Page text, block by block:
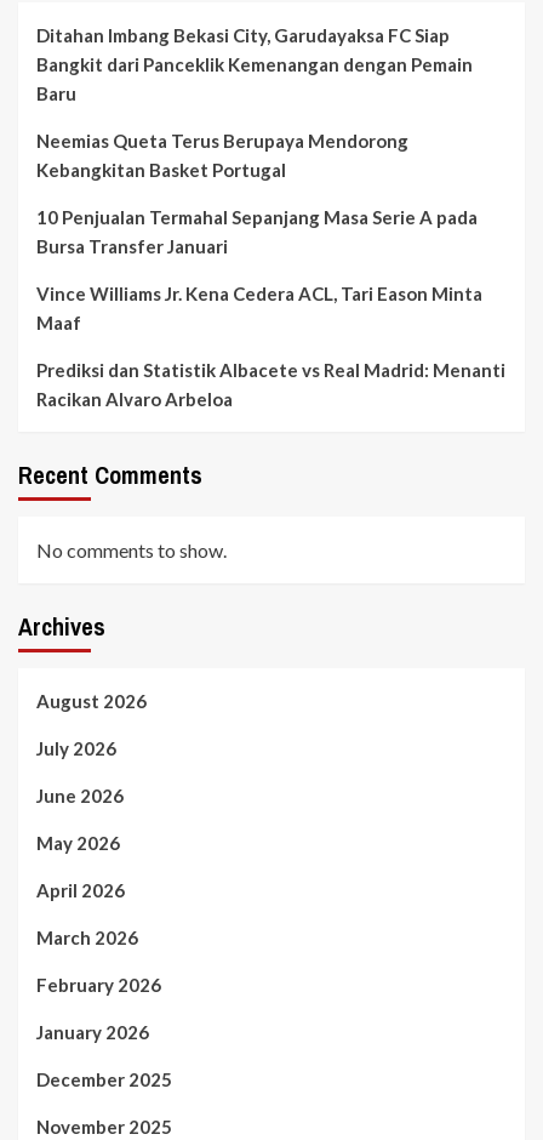
Ditahan Imbang Bekasi City, Garudayaksa FC Siap
Bangkit dari Panceklik Kemenangan dengan Pemain
Baru
Neemias Queta Terus Berupaya Mendorong
Kebangkitan Basket Portugal
10 Penjualan Termahal Sepanjang Masa Serie A pada
Bursa Transfer Januari
Vince Williams Jr. Kena Cedera ACL, Tari Eason Minta
Maaf
Prediksi dan Statistik Albacete vs Real Madrid: Menanti
Racikan Alvaro Arbeloa
Recent Comments
No comments to show.
Archives
August 2026
July 2026
June 2026
May 2026
April 2026
March 2026
February 2026
January 2026
December 2025
November 2025